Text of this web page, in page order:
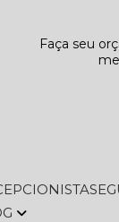
Faça seu